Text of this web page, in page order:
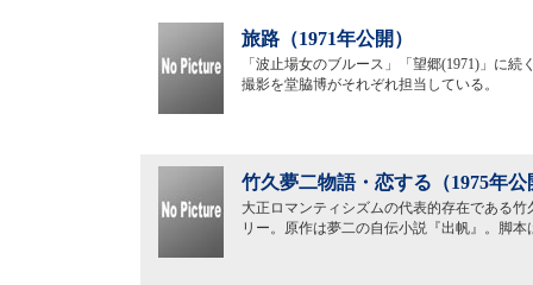
旅路（1971年公開）
「波止場女のブルース」「望郷(1971)」に
撮影を堂脇博がそれぞれ担当している。
竹久夢二物語・恋する（1975年公
大正ロマンティシズムの代表的存在である
リー。原作は夢二の自伝小説『出帆』。脚